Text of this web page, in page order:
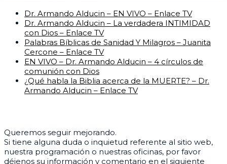
Dr. Armando Alducin – EN VIVO – Enlace TV
Dr. Armando Alducin – La verdadera INTIMIDAD
con Dios – Enlace TV
Palabras Bíblicas de Sanidad Y Milagros – Juanita
Cercone – Enlace TV
EN VIVO – Dr. Armando Alducin – 4 círculos de
comunión con Dios
¿Qué habla la Biblia acerca de la MUERTE? – Dr.
Armando Alducin – Enlace TV
Queremos seguir mejorando.
Si tiene alguna duda o inquietud referente al sitio web,
nuestra programación o nuestras oficinas, por favor
déjenos su información y comentario en el siguiente